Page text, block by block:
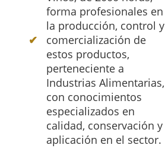
forma profesionales en
la producción, control y
comercialización de
estos productos,
perteneciente a
Industrias Alimentarias,
con conocimientos
especializados en
calidad, conservación y
aplicación en el sector.